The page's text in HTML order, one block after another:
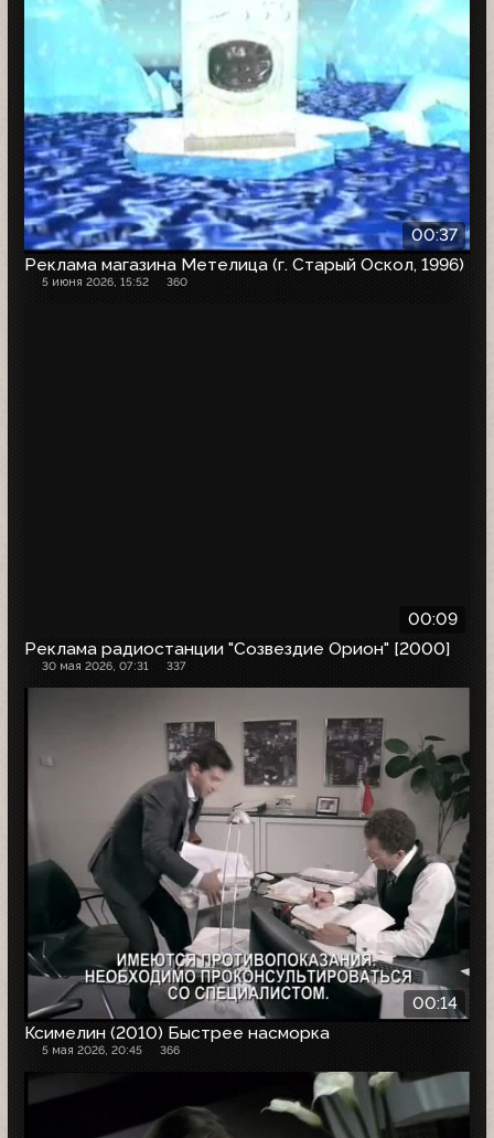
00:37
Реклама магазина Метелица (г. Старый Оскол, 1996)
5 июня 2026, 15:52 360
00:09
Реклама радиостанции "Созвездие Орион" [2000]
30 мая 2026, 07:31 337
00:14
Ксимелин (2010) Быстрее насморка
5 мая 2026, 20:45 366